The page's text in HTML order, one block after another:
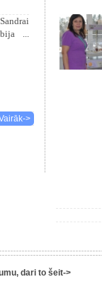
...
>
dari to šeit->